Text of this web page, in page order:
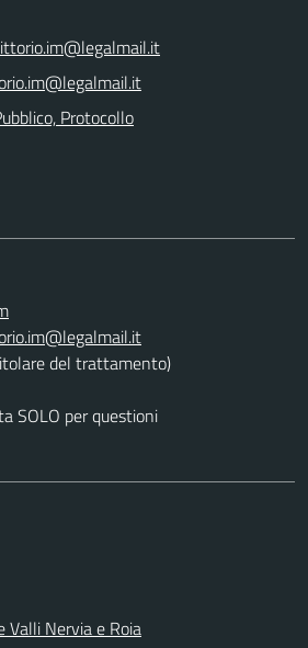
Protocollo
del trattamento)
SOLO per questioni
Valli Nervia e Roia